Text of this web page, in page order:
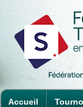
Accueil